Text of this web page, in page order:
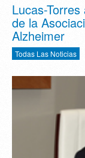
Lucas-
de la
Alzheimer
Todas Las Noticias